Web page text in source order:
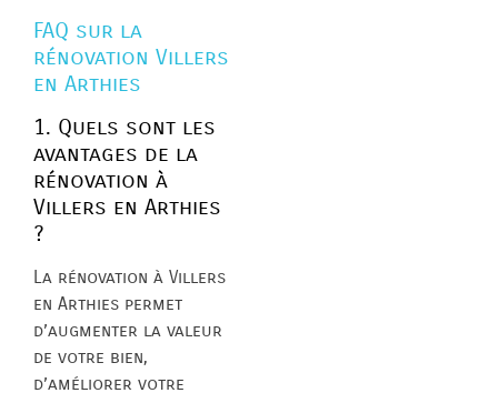
FAQ sur la
rénovation Villers
en Arthies
1. Quels sont les
avantages de la
rénovation à
Villers en Arthies
?
La rénovation à Villers
en Arthies permet
d’augmenter la valeur
de votre bien,
d’améliorer votre